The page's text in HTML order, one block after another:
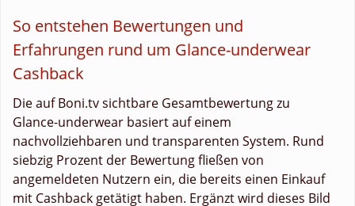
So entstehen Bewertungen und
Erfahrungen rund um Glance-underwear
Cashback
Die auf Boni.tv sichtbare Gesamtbewertung zu
Glance-underwear basiert auf einem
nachvollziehbaren und transparenten System. Rund
siebzig Prozent der Bewertung fließen von
angemeldeten Nutzern ein, die bereits einen Einkauf
mit Cashback getätigt haben. Ergänzt wird dieses Bild